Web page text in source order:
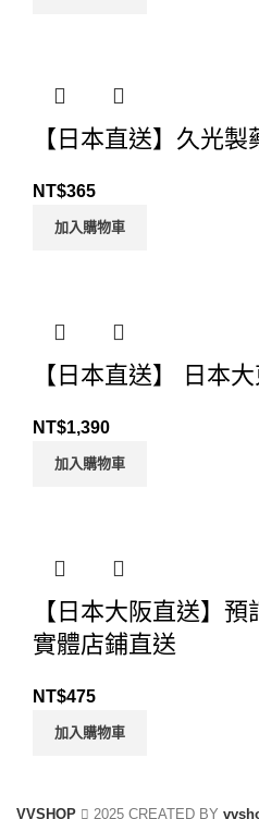
【日本直送】久光
NT$365
加入購物車
【日本直送】 日本
NT$1,390
加入購物車
【日本大阪直送】
實體店鋪直送
NT$475
加入購物車
VVSHOP 2025 CREATED BY